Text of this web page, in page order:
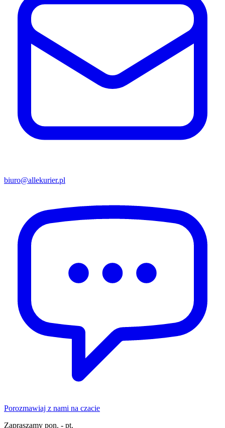
biuro@allekurier.pl
Porozmawiaj z nami na czacie
Zapraszamy pon. - pt.